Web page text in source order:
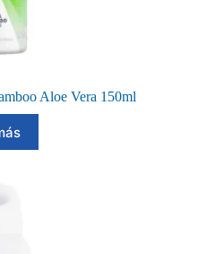
Aloe Vera 150ml